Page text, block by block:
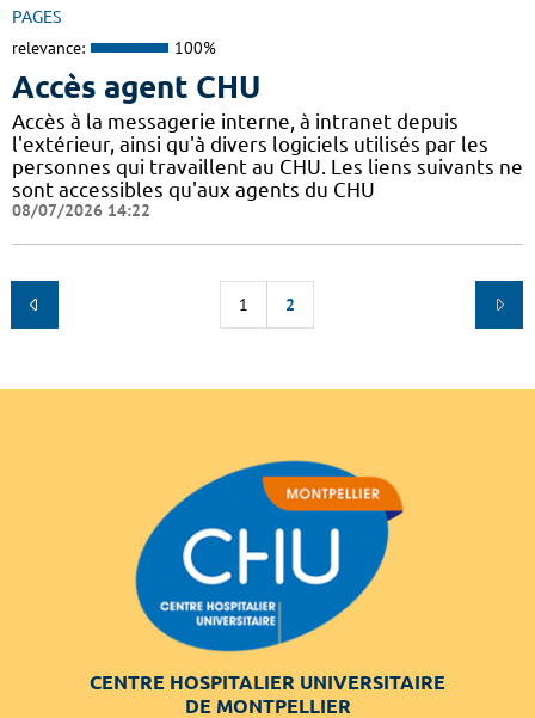
PAGES
relevance: 100%
Accès agent CHU
Accès à la messagerie interne, à intranet depuis
l'extérieur, ainsi qu'à divers logiciels utilisés par les
personnes qui travaillent au CHU. Les liens suivants ne
sont accessibles qu'aux agents du CHU
08/07/2026 14:22
1 2
CENTRE HOSPITALIER UNIVERSITAIRE
DE MONTPELLIER